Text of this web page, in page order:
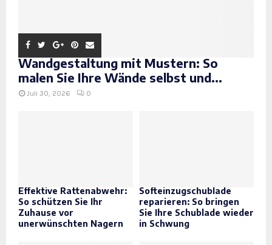
Wandgestaltung mit Mustern: So
malen Sie Ihre Wände selbst und...
Juli 30, 2026 0
Effektive Rattenabwehr:
So schützen Sie Ihr
Zuhause vor
unerwünschten Nagern
Softeinzugschublade
reparieren: So bringen
Sie Ihre Schublade wieder
in Schwung